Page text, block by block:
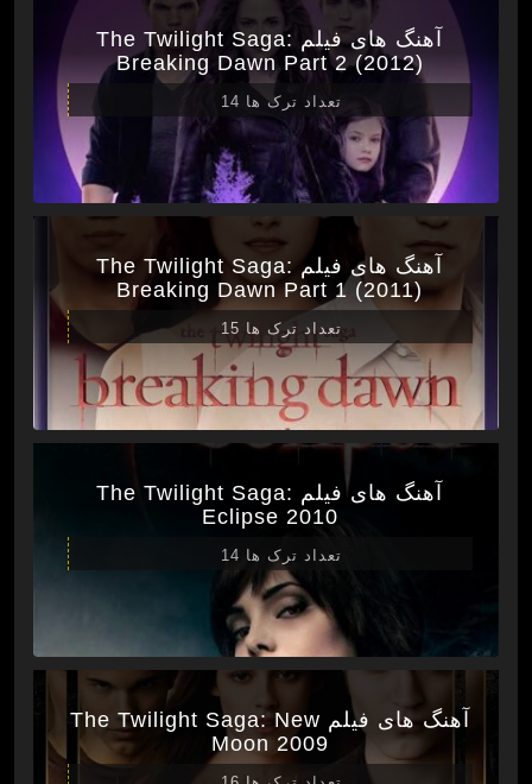
آهنگ های فیلم The Twilight Saga:
Breaking Dawn Part 2 (2012)
تعداد ترک ها 14
آهنگ های فیلم The Twilight Saga:
Breaking Dawn Part 1 (2011)
تعداد ترک ها 15
آهنگ های فیلم The Twilight Saga:
Eclipse 2010
تعداد ترک ها 14
آهنگ های فیلم The Twilight Saga: New
Moon 2009